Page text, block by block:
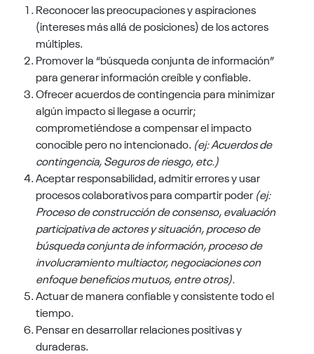
Reconocer las preocupaciones y aspiraciones
(intereses más allá de posiciones) de los actores
múltiples.
Promover la “búsqueda conjunta de información”
para generar información creíble y confiable.
Ofrecer acuerdos de contingencia para minimizar
algún impacto si llegase a ocurrir;
comprometiéndose a compensar el impacto
conocible pero no intencionado. (ej: Acuerdos de
contingencia, Seguros de riesgo, etc.)
Aceptar responsabilidad, admitir errores y usar
procesos colaborativos para compartir poder (ej:
Proceso de construcción de consenso, evaluación
participativa de actores y situación, proceso de
búsqueda conjunta de información, proceso de
involucramiento multiactor, negociaciones con
enfoque beneficios mutuos, entre otros).
Actuar de manera confiable y consistente todo el
tiempo.
Pensar en desarrollar relaciones positivas y
duraderas.